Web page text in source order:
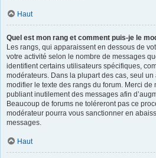
Haut
Quel est mon rang et comment puis-je le
Les rangs, qui apparaissent en dessous de
votre activité selon le nombre de messages
identifient certains utilisateurs spécifiques,
modérateurs. Dans la plupart des cas, seul
modifier le texte des rangs du forum. Merci de
publiant inutilement des messages afin
Beaucoup de forums ne toléreront pas ce
modérateur pourra vous sanctionner en
messages.
Haut